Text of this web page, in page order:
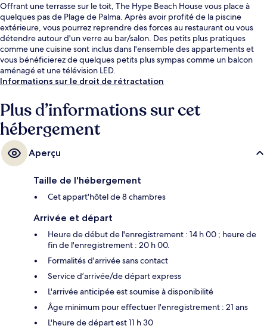
Offrant une terrasse sur le toit, The Hype Beach House vous place à
quelques pas de Plage de Palma. Après avoir profité de la piscine
extérieure, vous pourrez reprendre des forces au restaurant ou vous
détendre autour d'un verre au bar/salon. Des petits plus pratiques
comme une cuisine sont inclus dans l'ensemble des appartements et
vous bénéficierez de quelques petits plus sympas comme un balcon
aménagé et une télévision LED.
Informations sur le droit de rétractation
Plus d’informations sur cet
hébergement
Aperçu
Taille de l'hébergement
Cet appart'hôtel de 8 chambres
Arrivée et départ
Heure de début de l'enregistrement : 14 h 00 ; heure de
fin de l'enregistrement : 20 h 00.
Formalités d'arrivée sans contact
Service d’arrivée/de départ express
L'arrivée anticipée est soumise à disponibilité
Âge minimum pour effectuer l'enregistrement : 21 ans
L'heure de départ est 11 h 30